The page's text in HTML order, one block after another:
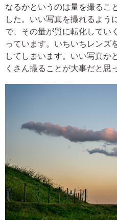
なるかというのは量を撮るこ
した。いい写真を撮れるよう
で、その量が質に転化してい
っています。いちいちレンズ
してしまいます。いい写真か
くさん撮ることが大事だと思